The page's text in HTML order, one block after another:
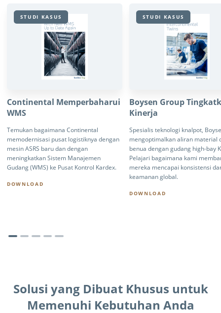
STUDI KASUS
Continental Memperbaharui
WMS
Temukan bagaimana Continental
memodernisasi pusat logistiknya dengan
mesin ASRS baru dan dengan
meningkatkan Sistem Manajemen
Gudang (WMS) ke Pusat Kontrol Kardex.
DOWNLOAD
STUDI KASUS
Boysen Group
Kinerja
Spesialis teknologi knalpot,
mengoptimalkan aliran material
benua dengan gudang high-bay
Pelajari bagaimana kami
mereka mencapai konsistensi
keamanan global.
DOWNLOAD
Solusi yang Dibuat Khusus untuk
Memenuhi Kebutuhan Anda